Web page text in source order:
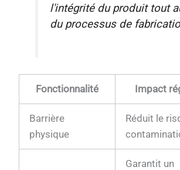
l'intégrité du produit tout
du processus de
Fonctionnalité Impact
Barrière
physique
Réduit le
Garantit un